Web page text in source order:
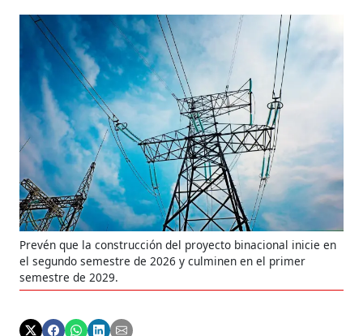
Prevén que la construcción del proyecto binacional inicie en
el segundo semestre de 2026 y culminen en el primer
semestre de 2029.